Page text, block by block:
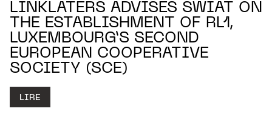
LINKLATERS ADVISES SWIAT ON
THE ESTABLISHMENT OF RL1,
LUXEMBOURG’S SECOND
EUROPEAN COOPERATIVE
SOCIETY (SCE)
LIRE